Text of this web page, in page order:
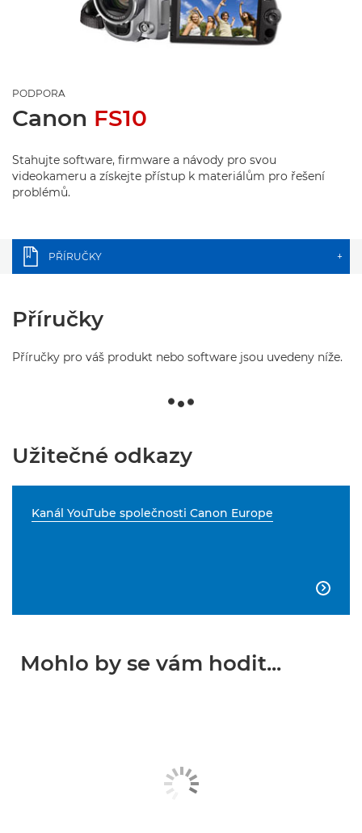
PODPORA
Canon FS10
Stahujte software, firmware a návody pro svou
videokameru a získejte přístup k materiálům pro řešení
problémů.
PŘÍRUČKY +
Příručky
Příručky pro váš produkt nebo software jsou uvedeny níže.
Užitečné odkazy
Kanál YouTube společnosti Canon Europe

Mohlo by se vám hodit...